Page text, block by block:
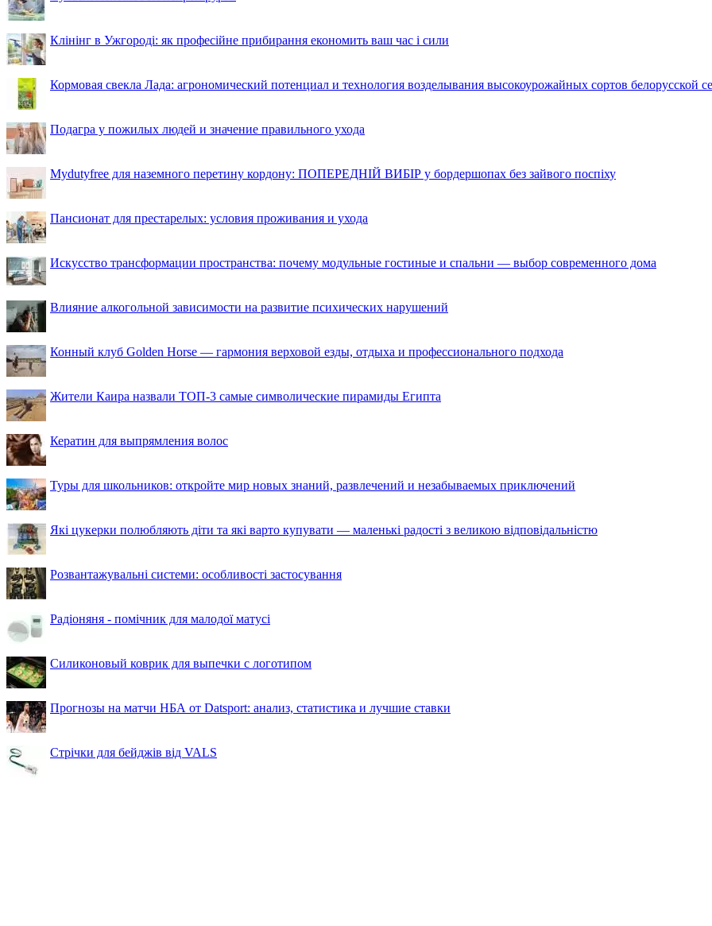
Клінінг в Ужгороді: як професійне прибирання економить ваш час і сили
Кормовая свекла Лада: агрономический потенциал и технология возделывания высокоурожайных сортов белорусской
Подагра у пожилых людей и значение правильного ухода
Mydutyfree для наземного перетину кордону: ПОПЕРЕДНІЙ ВИБІР у бордершопах без зайвого поспіху
Пансионат для престарелых: условия проживания и ухода
Искусство трансформации пространства: почему модульные гостиные и спальни — выбор современного дома
Влияние алкогольной зависимости на развитие психических нарушений
Конный клуб Golden Horse — гармония верховой езды, отдыха и профессионального подхода
Жители Каира назвали ТОП-3 самые символические пирамиды Египта
Кератин для выпрямления волос
Туры для школьников: откройте мир новых знаний, развлечений и незабываемых приключений
Які цукерки полюбляють діти та які варто купувати — маленькі радості з великою відповідальністю
Розвантажувальні системи: особливості застосування
Радіоняня - помічник для малодої матусі
Силиконовый коврик для выпечки с логотипом
Прогнозы на матчи НБА от Datsport: анализ, статистика и лучшие ставки
Стрічки для бейджів від VALS